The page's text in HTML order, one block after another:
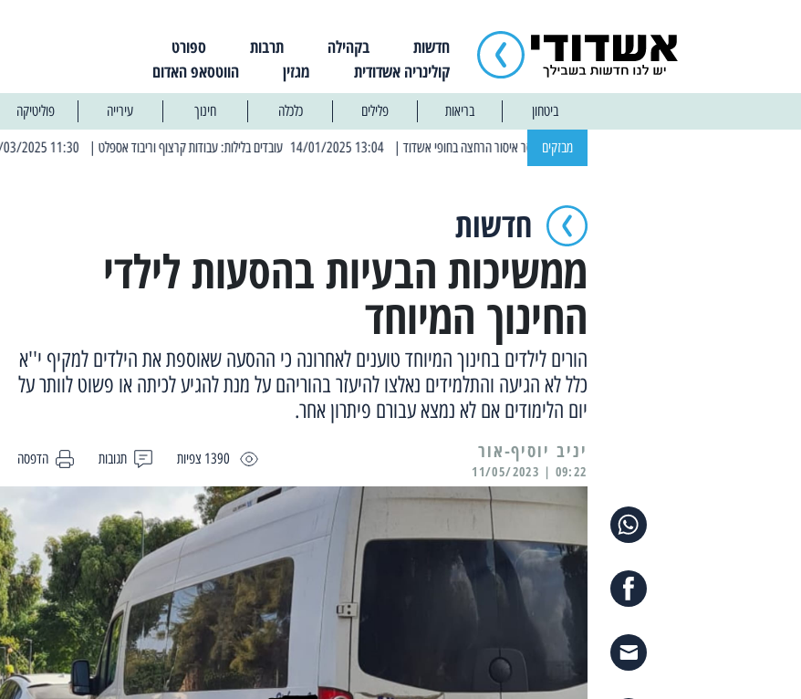
חדשות בקהילה תרבות
ספורט
קולינריה אשדודית
מגזין הווטסאפ האדום
ביטחון בריאות פלילים כלכלה חינוך עירייה פוליטיקה
מבזקים | 13:04 14/01/2025 עובדים בלילות: עבודות קרצוף וריבוד אספלט | 11:30 03/03/2025 בחמישי הקרוב: הרחובות בהם תהיה הפסקת חשמל יזומה
חדשות
ממשיכות הבעיות בהסעות לילדי
החינוך המיוחד
הורים לילדים בחינוך המיוחד טוענים לאחרונה כי ההסעה שאוספת את הילדים למקיף י''א
כלל לא הגיעה והתלמידים נאלצו להיעזר בהוריהם על מנת להגיע לכיתה או פשוט לוותר על
יום הלימודים אם לא נמצא עבורם פיתרון אחר.
1390 צפיות תגובות הדפסה יניב יוסיף-אור
09:22 | 11/05/2023